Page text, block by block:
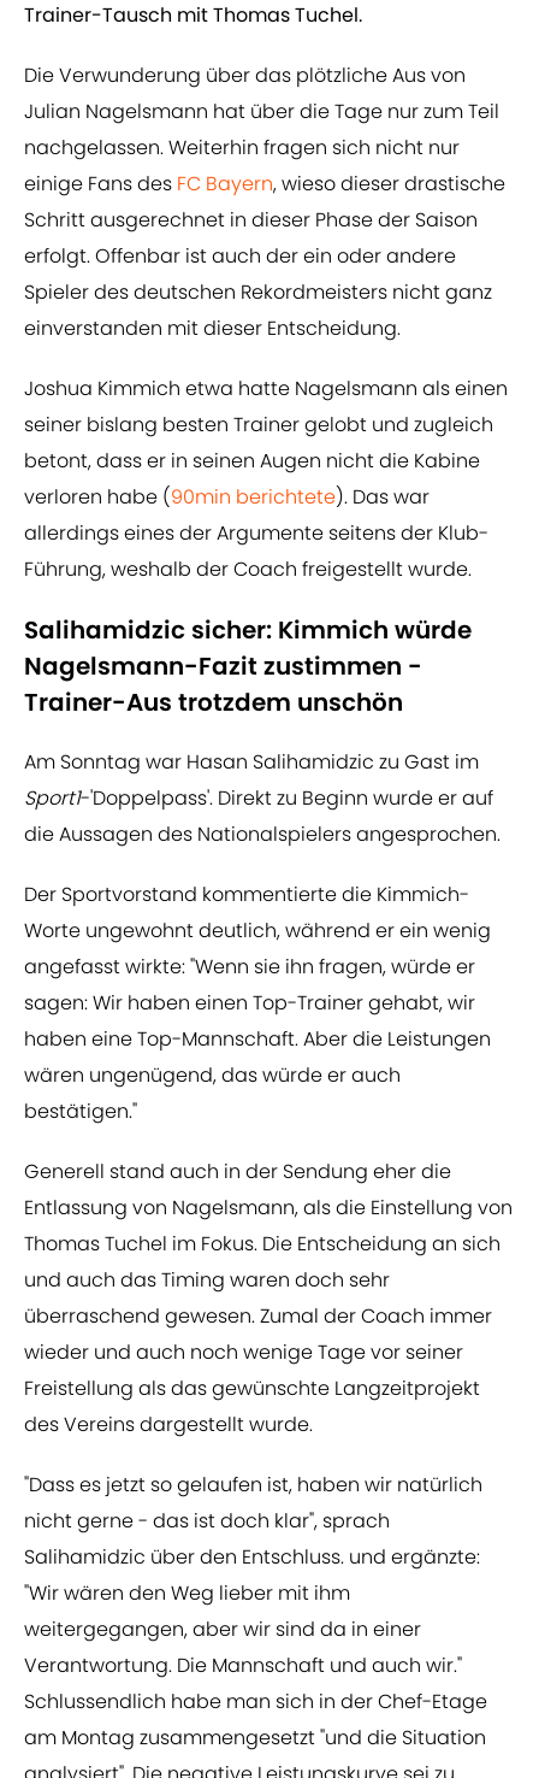
Trainer-Tausch mit Thomas Tuchel.
Die Verwunderung über das plötzliche Aus von
Julian Nagelsmann hat über die Tage nur zum Teil
nachgelassen. Weiterhin fragen sich nicht nur
einige Fans des FC Bayern, wieso dieser drastische
Schritt ausgerechnet in dieser Phase der Saison
erfolgt. Offenbar ist auch der ein oder andere
Spieler des deutschen Rekordmeisters nicht ganz
einverstanden mit dieser Entscheidung.
Joshua Kimmich etwa hatte Nagelsmann als einen
seiner bislang besten Trainer gelobt und zugleich
betont, dass er in seinen Augen nicht die Kabine
verloren habe (90min berichtete). Das war
allerdings eines der Argumente seitens der Klub-
Führung, weshalb der Coach freigestellt wurde.
Salihamidzic sicher: Kimmich würde
Nagelsmann-Fazit zustimmen -
Trainer-Aus trotzdem unschön
Am Sonntag war Hasan Salihamidzic zu Gast im
Sport1-'Doppelpass'. Direkt zu Beginn wurde er auf
die Aussagen des Nationalspielers angesprochen.
Der Sportvorstand kommentierte die Kimmich-
Worte ungewohnt deutlich, während er ein wenig
angefasst wirkte: "Wenn sie ihn fragen, würde er
sagen: Wir haben einen Top-Trainer gehabt, wir
haben eine Top-Mannschaft. Aber die Leistungen
wären ungenügend, das würde er auch
bestätigen."
Generell stand auch in der Sendung eher die
Entlassung von Nagelsmann, als die Einstellung von
Thomas Tuchel im Fokus. Die Entscheidung an sich
und auch das Timing waren doch sehr
überraschend gewesen. Zumal der Coach immer
wieder und auch noch wenige Tage vor seiner
Freistellung als das gewünschte Langzeitprojekt
des Vereins dargestellt wurde.
"Dass es jetzt so gelaufen ist, haben wir natürlich
nicht gerne - das ist doch klar", sprach
Salihamidzic über den Entschluss. und ergänzte:
"Wir wären den Weg lieber mit ihm
weitergegangen, aber wir sind da in einer
Verantwortung. Die Mannschaft und auch wir."
Schlussendlich habe man sich in der Chef-Etage
am Montag zusammengesetzt "und die Situation